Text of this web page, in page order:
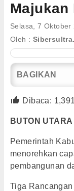
Majukan
Selasa, 7
Oleh :
BAGIKAN
Dibaca: 1,391
BUTON
Pemerintah
menorehkan
pembangunan
Tiga